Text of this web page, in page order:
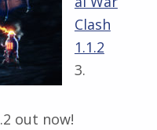
Clash
1.1.2
3.
out now!